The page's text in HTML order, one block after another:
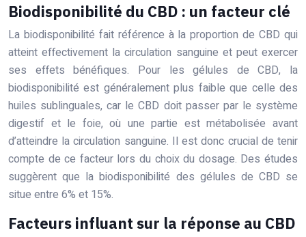
Biodisponibilité du CBD : un facteur clé
La biodisponibilité fait référence à la proportion de CBD qui
atteint effectivement la circulation sanguine et peut exercer
ses effets bénéfiques. Pour les gélules de CBD, la
biodisponibilité est généralement plus faible que celle des
huiles sublinguales, car le CBD doit passer par le système
digestif et le foie, où une partie est métabolisée avant
d’atteindre la circulation sanguine. Il est donc crucial de tenir
compte de ce facteur lors du choix du dosage. Des études
suggèrent que la biodisponibilité des gélules de CBD se
situe entre 6% et 15%.
Facteurs influant sur la réponse au CBD